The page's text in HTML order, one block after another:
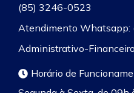
(85) 3246-0523
Atendimento
Administrativo-
Horário de